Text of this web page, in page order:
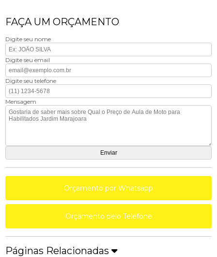
FAÇA UM ORÇAMENTO
Digite seu nome
Digite seu email
Digite seu telefone
Mensagem
Orçamento por Whatsapp
Orçamento pelo Telefone
Páginas Relacionadas